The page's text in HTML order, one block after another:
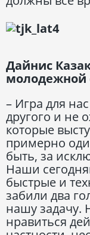
Дайнис
молодежной
– Игра для
другого и не
которые
примерно
быть, за
Наши
быстрые и
забили два
нашу задачу.
нравиться